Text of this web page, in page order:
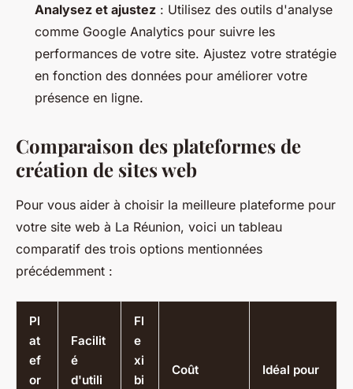
Analysez et ajustez : Utilisez des outils d'analyse
comme Google Analytics pour suivre les
performances de votre site. Ajustez votre stratégie
en fonction des données pour améliorer votre
présence en ligne.
Comparaison des plateformes de
création de sites web
Pour vous aider à choisir la meilleure plateforme pour
votre site web à La Réunion, voici un tableau
comparatif des trois options mentionnées
précédemment :
Pl
at
ef
or
Facilit
é
d'utili
Fl
e
xi
bi
Coût Idéal pour